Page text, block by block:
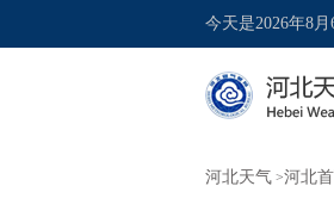
今天是2026年8月
河北天气 >河北